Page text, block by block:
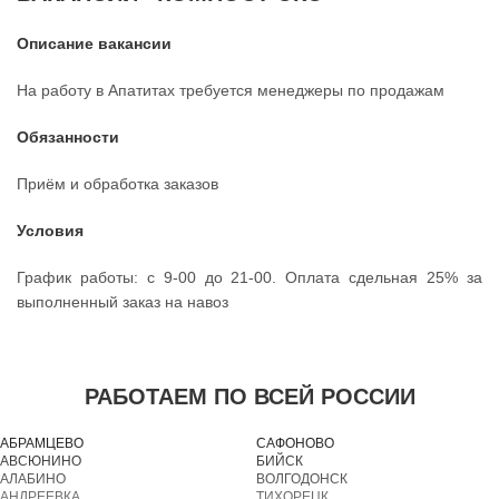
Описание вакансии
На работу в Апатитах требуется менеджеры по продажам
Обязанности
Приём и обработка заказов
Условия
График работы: с 9-00 до 21-00. Оплата сдельная 25% за
выполненный заказ на навоз
РАБОТАЕМ ПО ВСЕЙ РОССИИ
АБРАМЦЕВО
АВСЮНИНО
АЛАБИНО
САФОНОВО
БИЙСК
ВОЛГОДОНСК